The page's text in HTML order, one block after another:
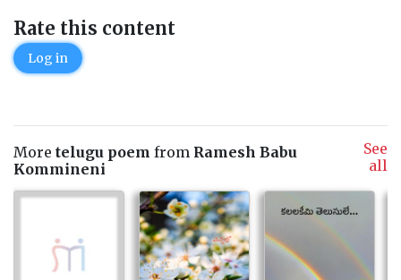
Rate this content
Log in
More telugu poem from Ramesh Babu
Kommineni
See
all